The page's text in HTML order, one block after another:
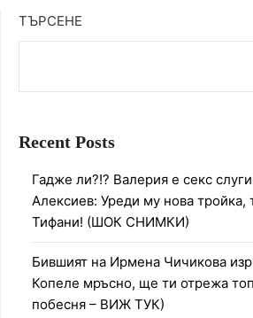
ТЪРСЕНЕ
Recent Posts
Гадже ли?!? Валерия е секс
Алексиев: Уреди му нова тройка,
Тифани! (ШОК СНИМКИ)
Бившият на Ирмена Чичикова
Копеле мръсно, ще ти отрежа
побесня – ВИЖ ТУК)